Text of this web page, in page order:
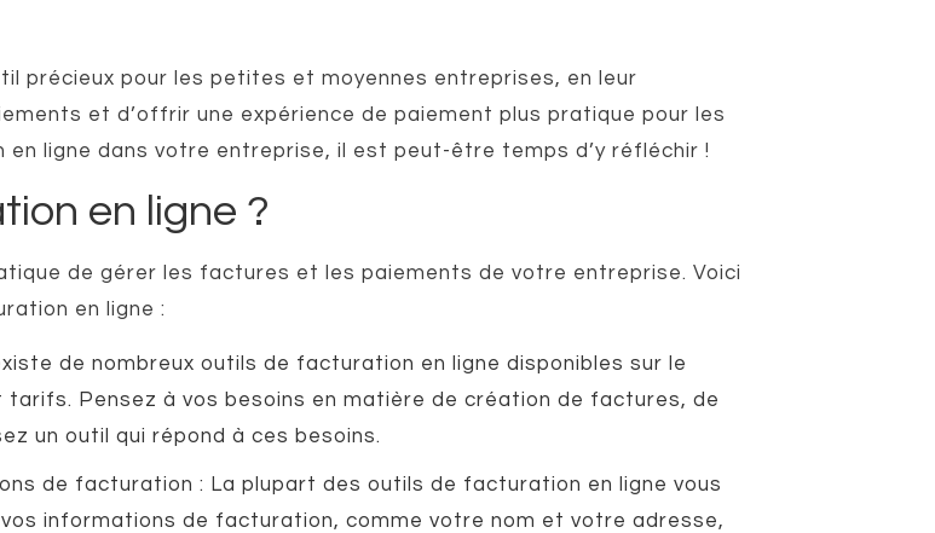
précieux pour les petites et moyennes entreprises, en leur
et d’offrir une expérience de paiement plus pratique pour les
ligne dans votre entreprise, il est peut-être temps d’y réfléchir !
en ligne ?
de gérer les factures et les paiements de votre entreprise. Voici
en ligne :
de nombreux outils de facturation en ligne disponibles sur le
Pensez à vos besoins en matière de création de factures, de
un outil qui répond à ces besoins.
de facturation : La plupart des outils de facturation en ligne vous
informations de facturation, comme votre nom et votre adresse,